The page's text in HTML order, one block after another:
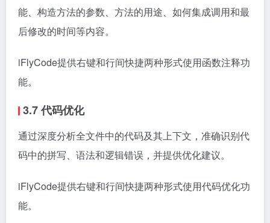
能、构造方法的参数、方法的用途、如何集成调用和最
后修改的时间等内容。
iFlyCode提供右键和行间快捷两种形式使用函数注释功
能。
3.7 代码优化
通过深度分析全文件中的代码及其上下文，准确识别代
码中的拼写、语法和逻辑错误，并提供优化建议。
iFlyCode提供右键和行间快捷两种形式使用代码优化功
能。